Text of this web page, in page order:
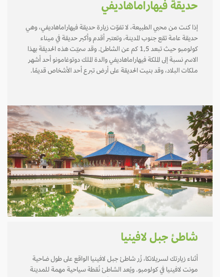
حديقة فيهاراماهاديفي
إذا كنت من محبي الطبيعة، لا تفوّت زيارة حديقة فيهاراماهاديفي، وهي
حديقة عامة تقع جنوب المدينة، وتعتبر أقدم وأكبر حديقة في ميناء
كولومبو حيث تبعد 1,5 كم عن الشاطئ. وقد سميّت هذه الحديقة بهذا
الاسم نسبة إلى الملكة فيهاراماهاديفي والدة الملك دوتوغامونو أحد أشهر
ملكات البلاد، وقد بنيت الحديقة على أرض تبرع أحد الأشخاص قديمًا.
شاطئ جبل لافينيا
أثناء زيارتك لسريلانكا، زُر شاطئ جبل لافينيا الواقع على طول ضاحية
مونت لافينيا في كولومبو. ويُعد الشاطئ نُقطة سياحية مهمة للمدينة